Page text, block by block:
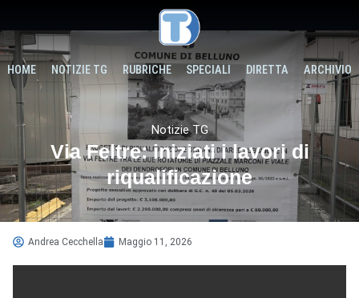
HOME NOTIZIE TG RUBRICHE SPECIALI DIRETTA ARCHIVIO
Notizie TG
Via Feltre: iniziati i lavori di
riqualificazione
Andrea Cecchella Maggio 11, 2026